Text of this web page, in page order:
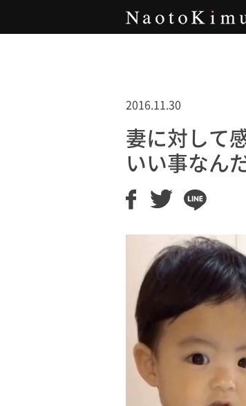
2016.11.30
妻に対して
いい事なん